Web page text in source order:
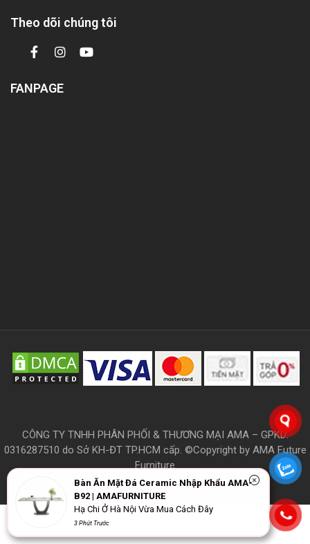
Theo dõi chúng tôi
FANPAGE
CÔNG TY TNHH PHÂN PHỐI & THƯƠNG MẠI AMA – GPKD:
0316287510 do Sở KH-ĐT TP.HCM cấp. ©Copyright by AMA Future
Furniture
Bàn Ăn Mặt Đá Ceramic Nhập Khẩu AMA-
B92 | AMAFURNITURE
Hạ Chi Ở Hà Nội Vừa Mua Cách Đây
3 Phút Trước